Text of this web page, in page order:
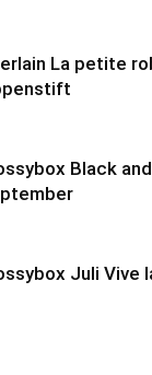
La petite
Black
Juli Vive